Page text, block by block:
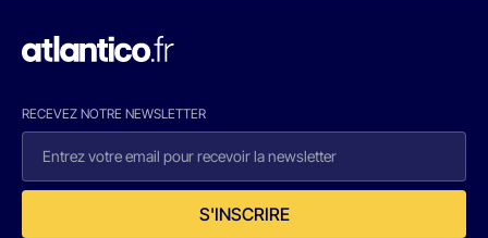
RECEVEZ NOTRE NEWSLETTER
S'INSCRIRE